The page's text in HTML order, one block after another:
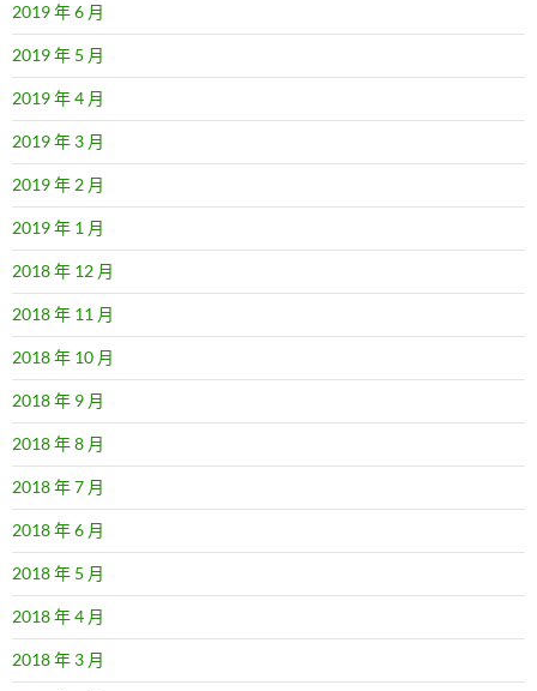
2019 年 6 月
2019 年 5 月
2019 年 4 月
2019 年 3 月
2019 年 2 月
2019 年 1 月
2018 年 12 月
2018 年 11 月
2018 年 10 月
2018 年 9 月
2018 年 8 月
2018 年 7 月
2018 年 6 月
2018 年 5 月
2018 年 4 月
2018 年 3 月